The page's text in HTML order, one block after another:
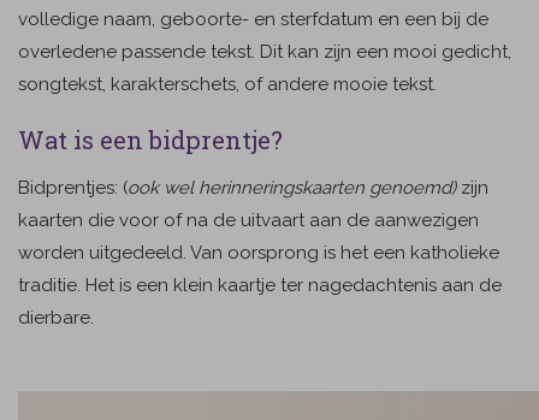
volledige naam, geboorte- en sterfdatum en een bij de
overledene passende tekst. Dit kan zijn een mooi gedicht,
songtekst, karakterschets, of andere mooie tekst.
Wat is een bidprentje?
Bidprentjes: (ook wel herinneringskaarten genoemd)zijn
kaarten die voor of na de uitvaart aan de aanwezigen
worden uitgedeeld. Van oorsprong is het een katholieke
traditie. Het is een klein kaartje ter nagedachtenis aan de
dierbare.